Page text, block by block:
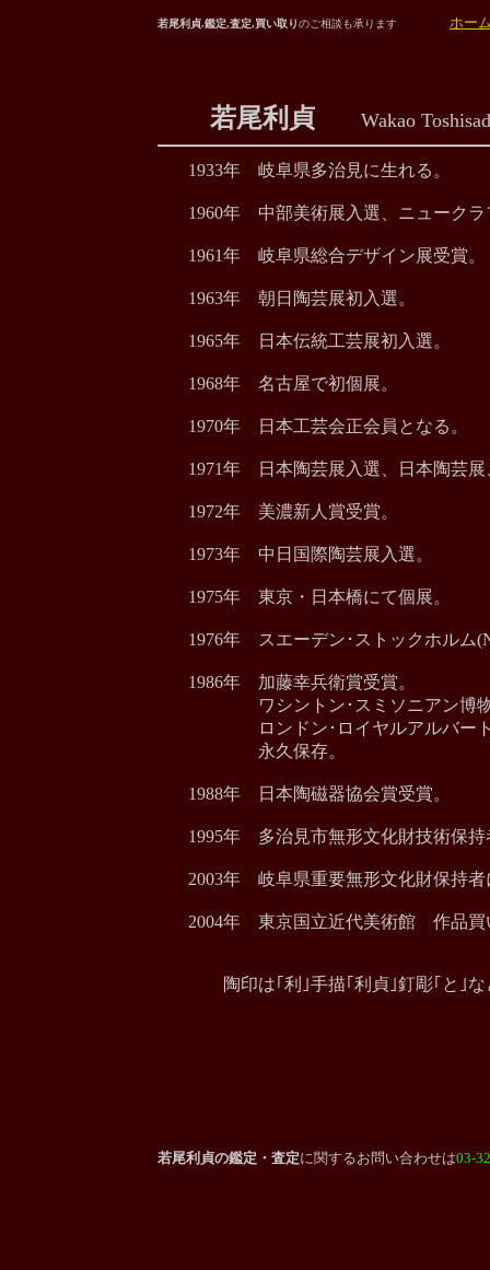
若尾利貞.鑑定,査定,買い取りのご相談も承ります ホー
若尾利貞 Wakao
1933年 岐阜県多治見に生れる。
1960年 中部美術展入選、ニュークラ
1961年 岐阜県総合デザイン展受賞。
1963年 朝日陶芸展初入選。
1965年 日本伝統工芸展初入選。
1968年 名古屋で初個展。
1970年 日本工芸会正会員となる。
1971年 日本陶芸展入選、日本陶芸展
1972年 美濃新人賞受賞。
1973年 中日国際陶芸展入選。
1975年 東京・日本橋にて個展。
1976年 スエーデン･ストックホルム
1986年 加藤幸兵衛賞受賞。
ワシントン･スミソニアン博物
ロンドン･ロイヤルアルバート
永久保存。
1988年 日本陶磁器協会賞受賞。
1995年 多治見市無形文化財技術保持
2003年 岐阜県重要無形文化財保持者
2004年 東京国立近代美術館 作品買
陶印は｢利｣手描｢利貞｣釘彫｢と｣な
若尾利貞の鑑定・査定に関するお問い合わせは03-